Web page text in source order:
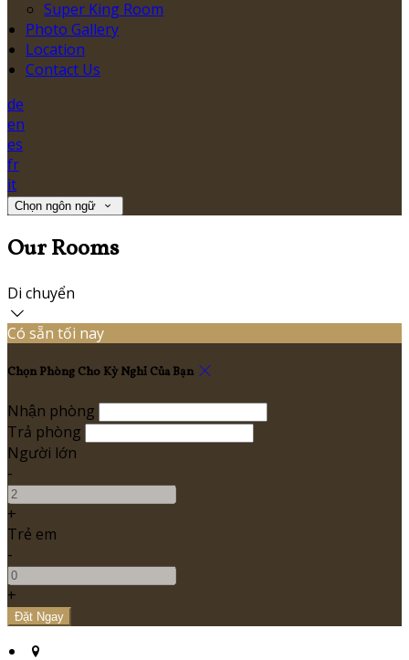
Super King Room
Photo Gallery
Location
Contact Us
de
en
es
fr
it
Chọn ngôn ngữ
Our Rooms
Di chuyển
Có sẵn tối nay
Chọn Phòng Cho Kỳ Nghỉ Của Bạn
Nhận phòng
Trả phòng
Người lớn
-
+
Trẻ em
-
+